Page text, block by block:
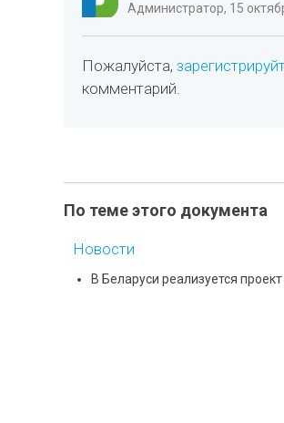
Администратор, 15
Пожалуйста,
комментарий.
По теме этого документа
Новости
В Беларуси реализуется